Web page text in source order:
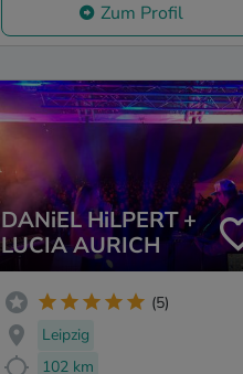
Zum Profil
DANiEL HiLPERT +
LUCIA AURICH
(5)
Leipzig
102 km